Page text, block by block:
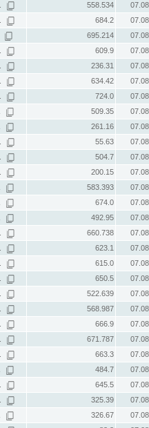
558.534
684.2
695.214
609.9
236.31
634.42
724.0
509.35
261.16
55.63
504.7
200.15
583.393
674.0
492.95
660.738
623.1
615.0
650.5
522.639
568.987
666.9
671.787
663.3
484.7
645.5
325.39
326.67